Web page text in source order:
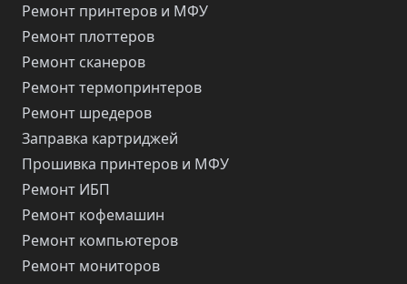
Ремонт принтеров и МФУ
Ремонт плоттеров
Ремонт сканеров
Ремонт термопринтеров
Ремонт шредеров
Заправка картриджей
Прошивка принтеров и МФУ
Ремонт ИБП
Ремонт кофемашин
Ремонт компьютеров
Ремонт мониторов